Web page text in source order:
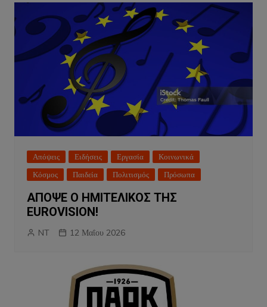
Απόψεις Ειδήσεις Εργασία
Κοινωνικά
Κόσμος
Παιδεία Πολιτισμός Πρόσωπα
ΑΠΟΨΕ Ο ΗΜΙΤΕΛΙΚΟΣ ΤΗΣ
EUROVISION!
NT 12 Μαΐου 2026